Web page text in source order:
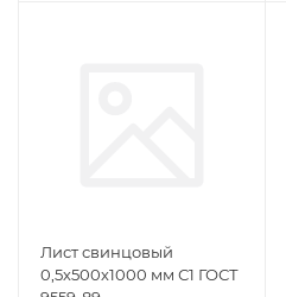
Лист свинцовый
0,5х500х1000 мм С1 ГОСТ